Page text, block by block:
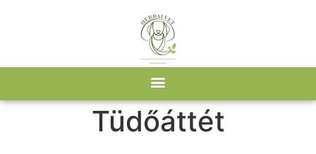
Kérdések - Válaszok
Tüdőáttét